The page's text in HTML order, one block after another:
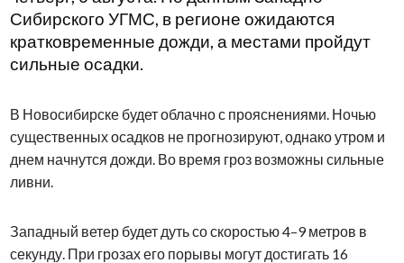
Сибирского УГМС, в регионе ожидаются
кратковременные дожди, а местами пройдут
сильные осадки.
В Новосибирске будет облачно с прояснениями. Ночью
существенных осадков не прогнозируют, однако утром и
днем начнутся дожди. Во время гроз возможны сильные
ливни.
Западный ветер будет дуть со скоростью 4–9 метров в
секунду. При грозах его порывы могут достигать 16